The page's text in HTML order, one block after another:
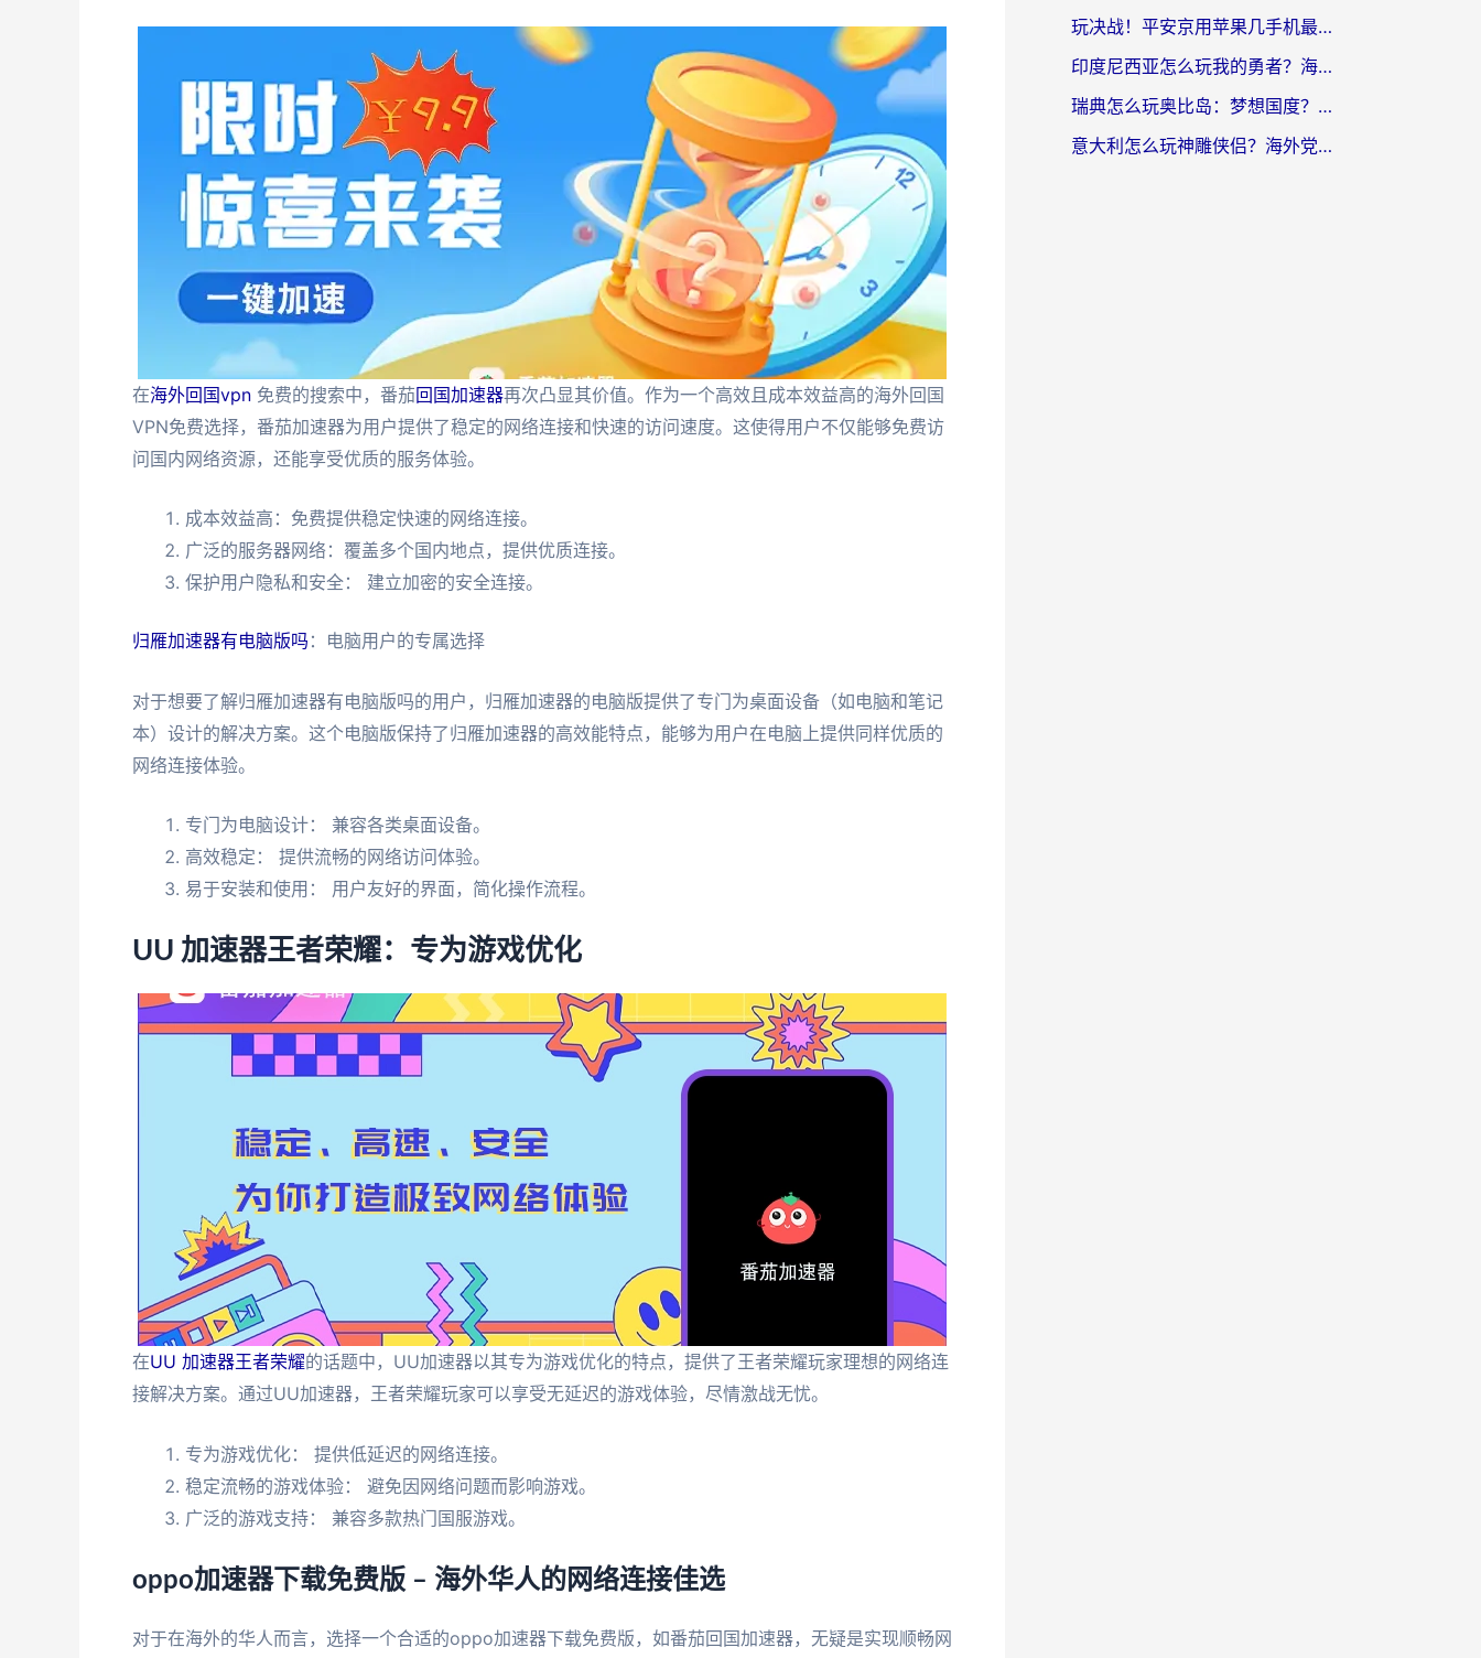
在海外回国vpn 免费的搜索中，番茄回国加速器再次凸显其价值。作为一个高效且成本效益高的海外回国
VPN免费选择，番茄加速器为用户提供了稳定的网络连接和快速的访问速度。这使得用户不仅能够免费访
问国内网络资源，还能享受优质的服务体验。
成本效益高：免费提供稳定快速的网络连接。
广泛的服务器网络：覆盖多个国内地点，提供优质连接。
保护用户隐私和安全： 建立加密的安全连接。
归雁加速器有电脑版吗 ：电脑用户的专属选择
对于想要了解归雁加速器有电脑版吗的用户，归雁加速器的电脑版提供了专门为桌面设备（如电脑和笔记
本）设计的解决方案。这个电脑版保持了归雁加速器的高效能特点，能够为用户在电脑上提供同样优质的
网络连接体验。
专门为电脑设计： 兼容各类桌面设备。
高效稳定： 提供流畅的网络访问体验。
易于安装和使用： 用户友好的界面，简化操作流程。
UU 加速器王者荣耀：专为游戏优化
在UU 加速器王者荣耀的话题中，UU加速器以其专为游戏优化的特点，提供了王者荣耀玩家理想的网络连
接解决方案。通过UU加速器，王者荣耀玩家可以享受无延迟的游戏体验，尽情激战无忧。
专为游戏优化： 提供低延迟的网络连接。
稳定流畅的游戏体验： 避免因网络问题而影响游戏。
广泛的游戏支持： 兼容多款热门国服游戏。
oppo加速器下载免费版 – 海外华人的网络连接佳选
对于在海外的华人而言，选择一个合适的oppo加速器下载免费版，如番茄回国加速器，无疑是实现顺畅网
玩决战！平安京用苹果几手机最好？海外党必看的设备+加速器双攻略
印度尼西亚怎么玩我的勇者？海外党国服游戏加速避坑指南（附实况五行师解决方案）
瑞典怎么玩奥比岛：梦想国度？海外党亲测有效的国服游戏加速全攻略
意大利怎么玩神雕侠侣？海外党国服游戏加速终极指南（附欧洲玩王者王国保卫战4不卡技巧）